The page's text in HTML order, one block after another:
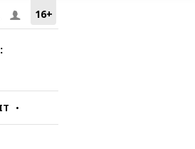
16+
IT